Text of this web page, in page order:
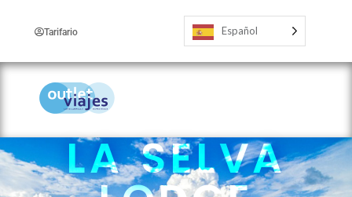
Tarifario Español
LA SELVA